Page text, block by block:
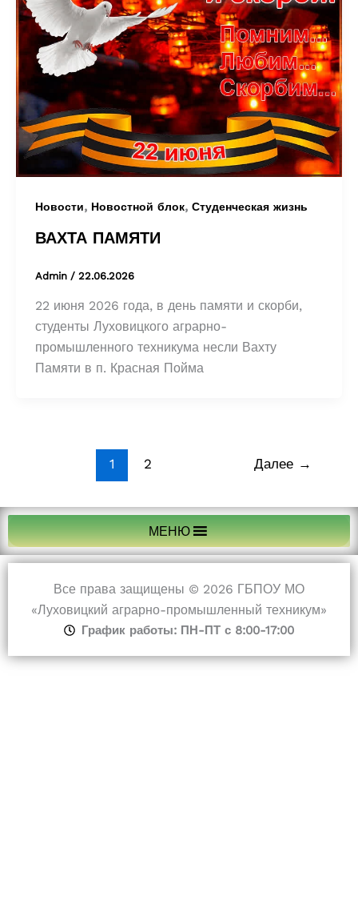
Новости, Новостной блок, Студенческая жизнь
ВАХТА ПАМЯТИ
Admin / 22.06.2026
22 июня 2026 года, в день памяти и скорби,
студенты Луховицкого аграрно-
промышленного техникума несли Вахту
Памяти в п. Красная Пойма
1 2 Далее →
МЕНЮ
Все права защищены © 2026 ГБПОУ МО
«Луховицкий аграрно-промышленный техникум»
График работы: ПН-ПТ с 8:00-17:00